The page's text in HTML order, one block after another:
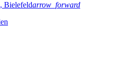
Bielefeldarrow_forward